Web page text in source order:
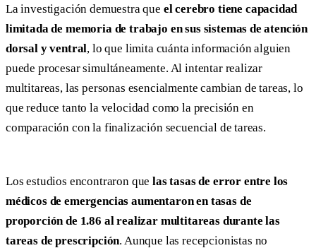
La investigación demuestra que el cerebro tiene capacidad
limitada de memoria de trabajo en sus sistemas de atención
dorsal y ventral, lo que limita cuánta información alguien
puede procesar simultáneamente. Al intentar realizar
multitareas, las personas esencialmente cambian de tareas, lo
que reduce tanto la velocidad como la precisión en
comparación con la finalización secuencial de tareas.
Los estudios encontraron quelas tasas de error entre los
médicos de emergencias aumentaron en tasas de
proporción de 1.86 al realizar multitareas durante las
tareas de prescripción. Aunque las recepcionistas no